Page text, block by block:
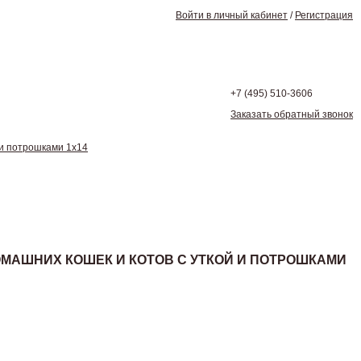
Войти в личный кабинет / Регистрация
+7 (495) 510-3606
Заказать обратный звонок
потрошками 1х14
КОШЕК И КОТОВ С УТКОЙ И ПОТРОШКАМИ